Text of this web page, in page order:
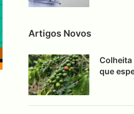
Artigos Novos
que